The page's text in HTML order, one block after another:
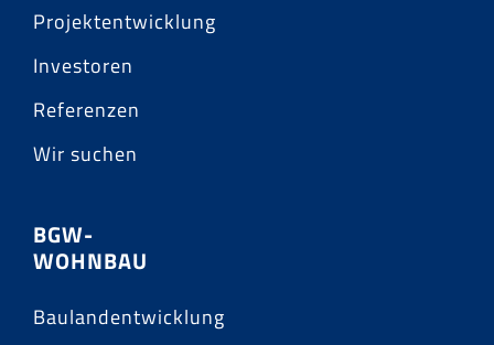
Projektentwicklung
Investoren
Referenzen
Wir suchen
BGW-
WOHNBAU
Baulandentwicklung